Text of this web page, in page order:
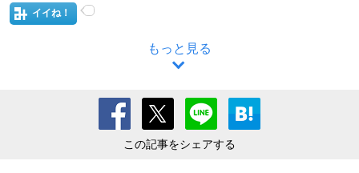
イイね！
もっと見る
この記事をシェアする